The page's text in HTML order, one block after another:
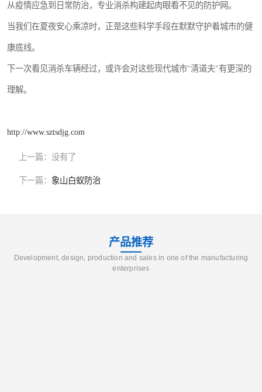
从疫情应急到日常防治，专业消杀构建起肉眼看不见的防护网。
当我们在夏夜安心乘凉时，正是这些科学手段在默默守护着城市的健
康底线。
下一次看见消杀车辆经过，或许会对这些现代城市"清道夫"有更深的
理解。
http://www.sztsdjg.com
上一篇： 没有了
下一篇： 象山白蚁防治
产品推荐
Development, design, production and sales in one of the manufacturing
enterprises